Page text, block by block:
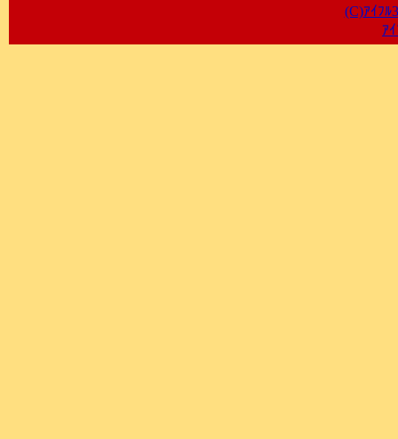
(C)ｱｲﾌﾙ
ｱ